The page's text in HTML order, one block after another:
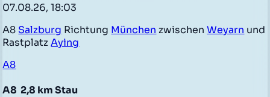
07.08.26, 18:03
A8 Salzburg Richtung München zwischenWeyarn und
RastplatzAying
A8
A8 2,8 km Stau